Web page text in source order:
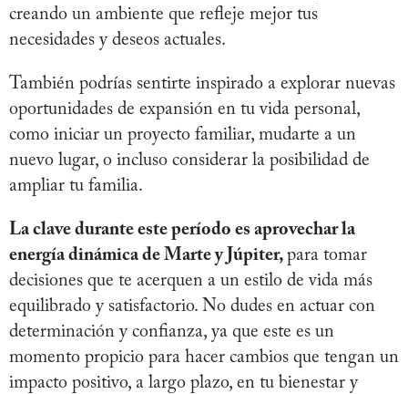
creando un ambiente que refleje mejor tus
necesidades y deseos actuales.
También podrías sentirte inspirado a explorar nuevas
oportunidades de expansión en tu vida personal,
como iniciar un proyecto familiar, mudarte a un
nuevo lugar, o incluso considerar la posibilidad de
ampliar tu familia.
La clave durante este período es aprovechar la
energía dinámica de Marte y Júpiter, para tomar
decisiones que te acerquen a un estilo de vida más
equilibrado y satisfactorio. No dudes en actuar con
determinación y confianza, ya que este es un
momento propicio para hacer cambios que tengan un
impacto positivo, a largo plazo, en tu bienestar y